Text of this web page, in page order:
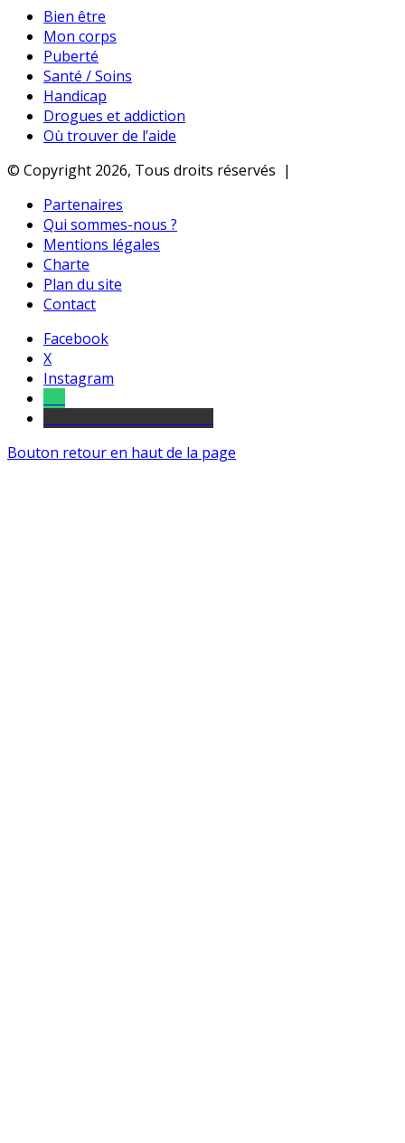
Bien être
Mon corps
Puberté
Santé / Soins
Handicap
Drogues et addiction
Où trouver de l’aide
© Copyright 2026, Tous droits réservés |
Partenaires
Qui sommes-nous ?
Mentions légales
Charte
Plan du site
Contact
Facebook
X
Instagram
Bouton retour en haut de la page